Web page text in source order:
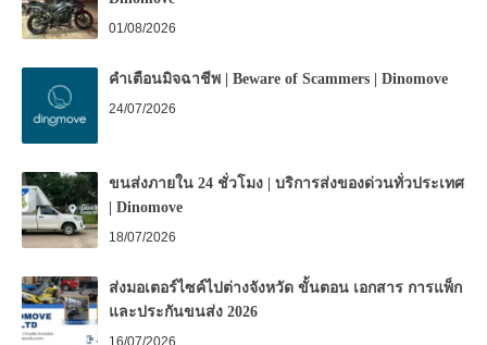
01/08/2026
คำเตือนมิจฉาชีพ | Beware of Scammers | Dinomove
24/07/2026
ขนส่งภายใน 24 ชั่วโมง | บริการส่งของด่วนทั่วประเทศ
| Dinomove
18/07/2026
ส่งมอเตอร์ไซค์ไปต่างจังหวัด ขั้นตอน เอกสาร การแพ็ก
และประกันขนส่ง 2026
16/07/2026